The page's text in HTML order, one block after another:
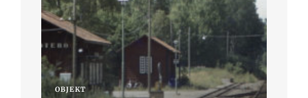
OBJEKT